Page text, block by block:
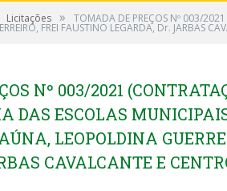
Licitações » TOMADA DE PREÇOS Nº 003/
FREI FAUSTINO LEGARDA, Dr. JARBAS
Nº 003/2021
DAS ESCOLAS
LEOPOLDINA
CAVALCANTE E